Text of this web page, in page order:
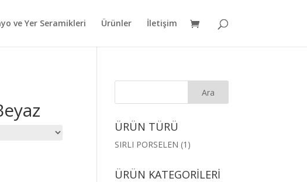
ve Yer Seramikleri Ürünler İletişim
ÜRÜN TÜRÜ
SIRLI PORSELEN (1)
ÜRÜN KATEGORİLERİ